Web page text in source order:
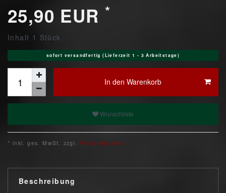
25,90 EUR *
Inhalt 1 Stück
sofort versandfertig (Lieferzeit 1 - 3 Arbeitstage)
In den Warenkorb
Wunschliste
* inkl. ges. MwSt. zzgl. Versandkosten
Beschreibung